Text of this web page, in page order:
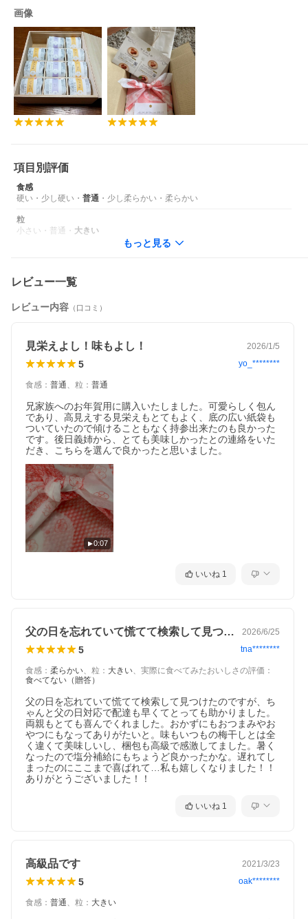
画像
項目別評価
食感
硬い ・ 少し硬い ・ 普通 ・ 少し柔らかい ・ 柔らかい
粒
小さい ・ 普通 ・ 大きい
もっと見る
レビュー一覧
レビュー内容 （口コミ）
見栄えよし！味もよし！ 2026/1/5
5 yo_********
食感 ： 普通、 粒 ： 普通
兄家族へのお年賀用に購入いたしました。可愛らしく包ん
であり、高見えする見栄えもとてもよく、底の広い紙袋も
ついていたので傾けることもなく持参出来たのも良かった
です。後日義姉から、とても美味しかったとの連絡をいた
だき、こちらを選んで良かったと思いました。
0:07
いいね 1
父の日を忘れていて慌てて検索して見つけ… 2026/6/25
5 tna********
食感 ： 柔らかい、 粒 ： 大きい、 実際に食べてみたおいしさの評価 ：
食べてない（贈答）
父の日を忘れていて慌てて検索して見つけたのですが、ち
ゃんと父の日対応で配達も早くてとっても助かりました。
両親もとても喜んでくれました。おかずにもおつまみやお
やつにもなってありがたいと。味もいつもの梅干しとは全
く違くて美味しいし、梱包も高級で感激してました。暑く
なったので塩分補給にもちょうど良かったかな。遅れてし
まったのにここまで喜ばれて…私も嬉しくなりました！！
ありがとうございました！！
いいね 1
高級品です 2021/3/23
5 oak********
食感 ： 普通、 粒 ： 大きい